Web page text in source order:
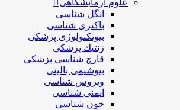
انگل شناسی
باکتری شناسی
بیوتکنولوژی پزشکی
ژنتيك پزشکی
قارچ شناسی پزشكی
بیوشیمی بالینی
ویروس شناسی
ایمنی شناسی
خون شناسی